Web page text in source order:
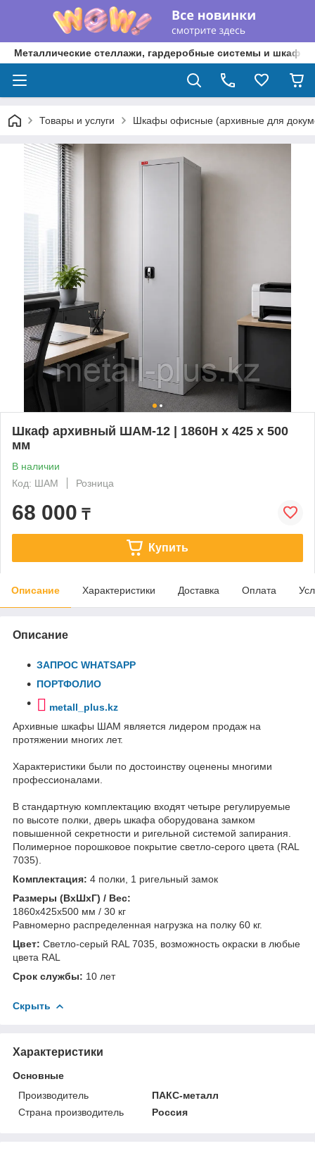
Металлические стеллажи, гардеробные системы и шкафы
Товары и услуги Шкафы офисные (архивные для
Шкаф архивный ШАМ-12 | 1860Н х 425 х 500
мм
В наличии
Код: ШАМ
Розница
68 000 ₸
Купить
Описание Характеристики Доставка Оплата
Описание
ЗАПРОС WHATSAPP
ПОРТФОЛИО
metall_plus.kz
Архивные шкафы ШАМ является лидером продаж на
протяжении многих лет.
Характеристики были по достоинству оценены многими
профессионалами.
В стандартную комплектацию входят четыре регулируемые
по высоте полки, дверь шкафа оборудована замком
повышенной секретности и ригельной системой запирания.
Полимерное порошковое покрытие светло-серого цвета (RAL
7035).
Комплектация: 4 полки, 1 ригельный замок
Размеры (ВхШхГ) / Вес:
1860x425x500 мм / 30 кг
Равномерно распределенная нагрузка на полку 60 кг.
Цвет: Светло-серый RAL 7035, возможность окраски в любые
цвета RAL
Cрок службы: 10 лет
Скрыть
Характеристики
Основные
Производитель
ПАКС-металл
Страна производитель
Россия